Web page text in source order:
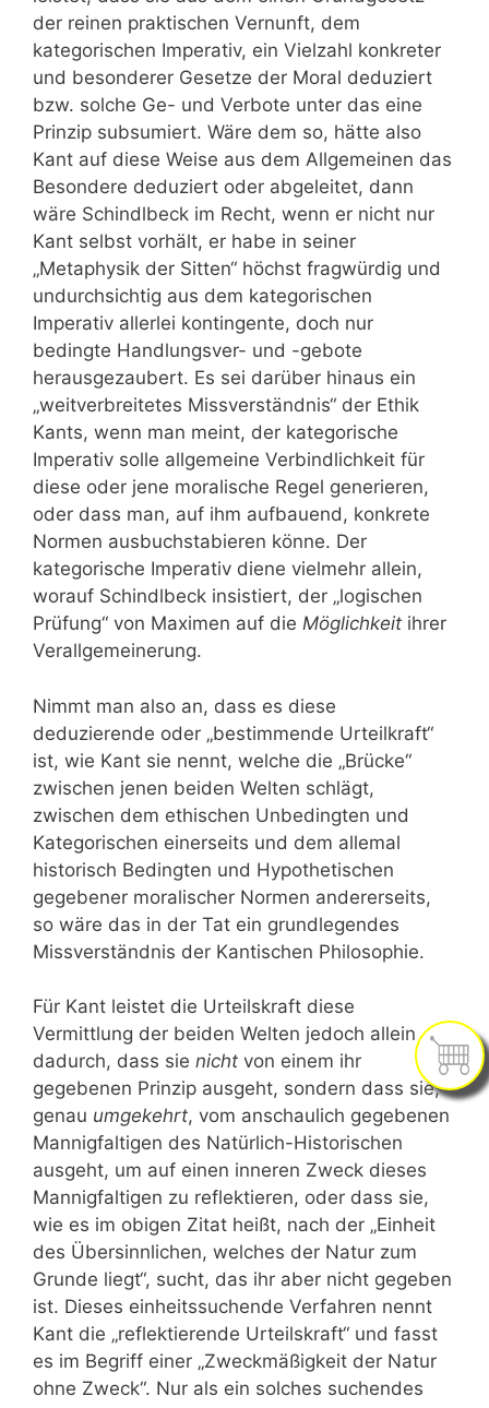
der reinen praktischen Vernunft, dem
kategorischen Imperativ, ein Vielzahl konkreter
und besonderer Gesetze der Moral deduziert
bzw. solche Ge- und Verbote unter das eine
Prinzip subsumiert. Wäre dem so, hätte also
Kant auf diese Weise aus dem Allgemeinen das
Besondere deduziert oder abgeleitet, dann
wäre Schindlbeck im Recht, wenn er nicht nur
Kant selbst vorhält, er habe in seiner
„Metaphysik der Sitten“ höchst fragwürdig und
undurchsichtig aus dem kategorischen
Imperativ allerlei kontingente, doch nur
bedingte Handlungsver- und -gebote
herausgezaubert. Es sei darüber hinaus ein
„weitverbreitetes Missverständnis“ der Ethik
Kants, wenn man meint, der kategorische
Imperativ solle allgemeine Verbindlichkeit für
diese oder jene moralische Regel generieren,
oder dass man, auf ihm aufbauend, konkrete
Normen ausbuchstabieren könne. Der
kategorische Imperativ diene vielmehr allein,
worauf Schindlbeck insistiert, der „logischen
Prüfung“ von Maximen auf die Möglichkeit ihrer
Verallgemeinerung.
Nimmt man also an, dass es diese
deduzierende oder „bestimmende Urteilkraft“
ist, wie Kant sie nennt, welche die „Brücke“
zwischen jenen beiden Welten schlägt,
zwischen dem ethischen Unbedingten und
Kategorischen einerseits und dem allemal
historisch Bedingten und Hypothetischen
gegebener moralischer Normen andererseits,
so wäre das in der Tat ein grundlegendes
Missverständnis der Kantischen Philosophie.
Für Kant leistet die Urteilskraft diese
Vermittlung der beiden Welten jedoch allein
dadurch, dass sie nicht von einem ihr
gegebenen Prinzip ausgeht, sondern dass sie,
genau umgekehrt, vom anschaulich gegebenen
Mannigfaltigen des Natürlich-Historischen
ausgeht, um auf einen inneren Zweck dieses
Mannigfaltigen zu reflektieren, oder dass sie,
wie es im obigen Zitat heißt, nach der „Einheit
des Übersinnlichen, welches der Natur zum
Grunde liegt“, sucht, das ihr aber nicht gegeben
ist. Dieses einheitssuchende Verfahren nennt
Kant die „reflektierende Urteilskraft“ und fasst
es im Begriff einer „Zweckmäßigkeit der Natur
ohne Zweck“. Nur als ein solches suchendes